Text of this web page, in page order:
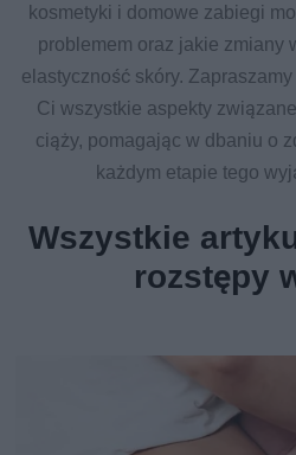
kosmetyki i domowe zabiegi
problemem oraz jakie zmiany
elastyczność skóry.
Ci wszystkie aspekty
ciąży, pomagając w dbaniu o
każdym etapie tego
Wszystkie
rozstępy